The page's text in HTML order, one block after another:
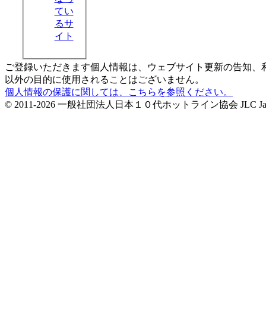
てい
るサ
イト
ご登録いただきます個人情報は、ウェブサイト更新の告知
以外の目的に使用されることはございません。
個人情報の保護に関しては、こちらを参照ください。
© 2011-2026 一般社団法人日本１０代ホットライン協会 JLC